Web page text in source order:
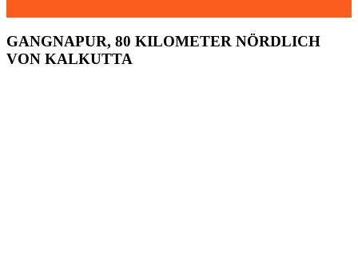
GANGNAPUR, 80 KILOMETER NÖRDLICH
VON KALKUTTA